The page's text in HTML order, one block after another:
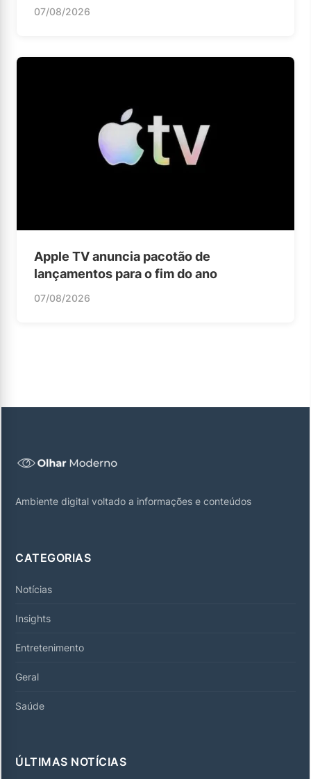
07/08/2026
Apple TV anuncia pacotão de
lançamentos para o fim do ano
07/08/2026
Ambiente digital voltado a informações e conteúdos
CATEGORIAS
Notícias
Insights
Entretenimento
Geral
Saúde
ÚLTIMAS NOTÍCIAS